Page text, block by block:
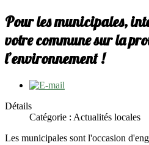
Pour les municipales,
votre commune sur la
l’environnement !
Détails
Catégorie : Actualités locales
Les municipales sont l'occasion